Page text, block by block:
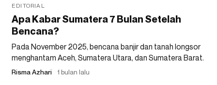
EDITORIAL
Apa Kabar Sumatera 7 Bulan Setelah
Bencana?
Pada November 2025, bencana banjir dan tanah longsor
menghantam Aceh, Sumatera Utara, dan Sumatera Barat.
Risma Azhari 1 bulan lalu